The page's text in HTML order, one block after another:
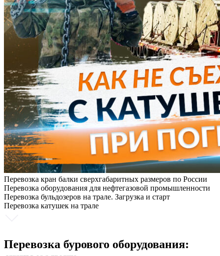
Перевозка кран балки сверхгабаритных размеров по России
Перевозка оборудования для нефтегазовой промышленности
Перевозка бульдозеров на трале. Загрузка и старт
Перевозка катушек на трале
Перевозка бурового оборудования: